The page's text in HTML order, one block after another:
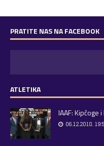
PRATITE NAS NA FACEBOOK
ATLETIKA
IAAF: Kipčoge
06.12.2018.